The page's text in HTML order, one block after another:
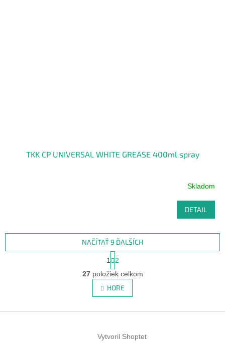
TKK CP UNIVERSAL WHITE GREASE 400ml spray
Skladom
DETAIL
O
v
l
á
i
NAČÍTAŤ 9 ĎALŠÍCH
t
r
á
n
k
v
i
1
2
27položiek celkom
HORE
Vytvoril Shoptet